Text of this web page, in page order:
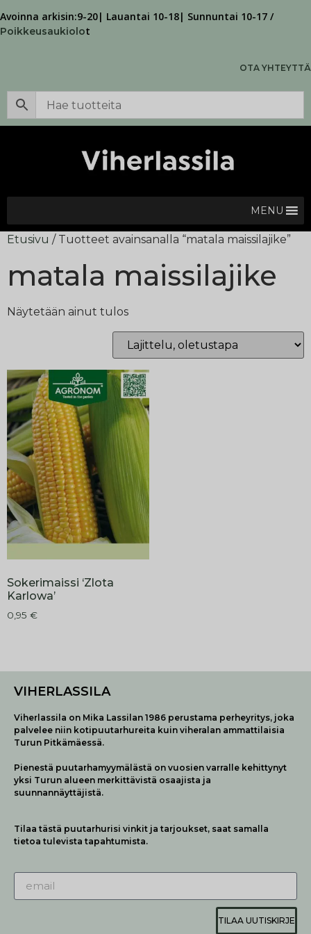
Avoinna arkisin:9-20| Lauantai 10-18| Sunnuntai 10-17 /
Poikkeusaukiolot
OTA YHTEYTTÄ
MENU
Etusivu / Tuotteet avainsanalla “matala maissilajike”
matala maissilajike
Näytetään ainut tulos
Sokerimaissi ‘Zlota
Karlowa’
0,95 €
VIHERLASSILA
Viherlassila on Mika Lassilan 1986 perustama perheyritys, joka
palvelee niin kotipuutarhureita kuin viheralan ammattilaisia
Turun Pitkämäessä.
Pienestä puutarhamyymälästä on vuosien varralle kehittynyt
yksi Turun alueen merkittävistä osaajista ja
suunnannäyttäjistä.
Tilaa tästä puutarhurisi vinkit ja tarjoukset, saat samalla
tietoa tulevista tapahtumista.
TILAA UUTISKIRJE